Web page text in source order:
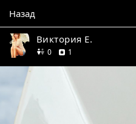
Назад
Виктория Е.
0друзей
1